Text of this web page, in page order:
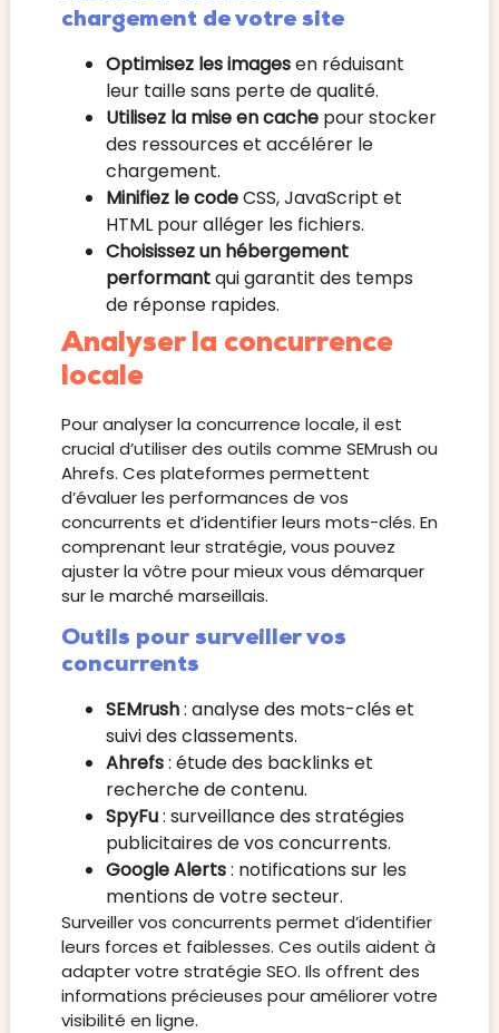
chargement de votre site
Optimisez les imagesen réduisant
leur taille sans perte de qualité.
Utilisez la mise en cachepour stocker
des ressources et accélérer le
chargement.
Minifiez le codeCSS, JavaScript et
HTML pour alléger les fichiers.
Choisissez un hébergement
performantqui garantit des temps
de réponse rapides.
Analyser la concurrence
locale
Pour analyser la concurrence locale, il est
crucial d’utiliser des outils comme SEMrush ou
Ahrefs. Ces plateformes permettent
d’évaluer les performances de vos
concurrents et d’identifier leurs mots-clés. En
comprenant leur stratégie, vous pouvez
ajuster la vôtre pour mieux vous démarquer
sur le marché marseillais.
Outils pour surveiller vos
concurrents
SEMrush: analyse des mots-clés et
suivi des classements.
Ahrefs: étude des backlinks et
recherche de contenu.
SpyFu: surveillance des stratégies
publicitaires de vos concurrents.
Google Alerts: notifications sur les
mentions de votre secteur.
Surveiller vos concurrents permet d’identifier
leurs forces et faiblesses. Ces outils aident à
adapter votre stratégie SEO. Ils offrent des
informations précieuses pour améliorer votre
visibilité en ligne.